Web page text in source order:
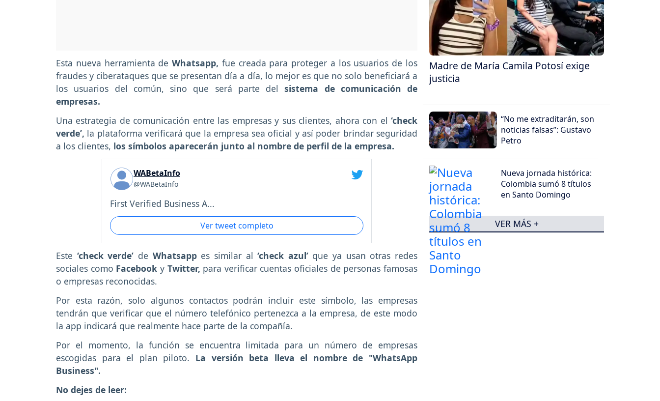
Esta nueva herramienta de Whatsapp, fue creada para proteger a los usuarios de los
fraudes y ciberataques que se presentan día a día, lo mejor es que no solo beneficiará a
los usuarios del común, sino que será parte delsistema de comunicación de
empresas.
Una estrategia de comunicación entre las empresas y sus clientes, ahora con el ‘check
verde’, la plataforma verificará que la empresa sea oficial y así poder brindar seguridad
a los clientes, los símbolos aparecerán junto al nombre de perfil de la empresa.
WABetaInfo
@WABetaInfo
First Verified Business A...
Ver tweet completo
Este ‘check verde’ de Whatsapp es similar al‘check azul’ que ya usan otras redes
sociales como Facebook y Twitter, para verificar cuentas oficiales de personas famosas
o empresas reconocidas.
Por esta razón, solo algunos contactos podrán incluir este símbolo, las empresas
tendrán que verificar que el número telefónico pertenezca a la empresa, de este modo
la app indicará que realmente hace parte de la compañía.
Por el momento, la función se encuentra limitada para un número de empresas
escogidas para el plan piloto. La versión beta lleva el nombre de "WhatsApp
Business".
No dejes de leer:
Madre de María Camila Potosí exige
justicia
“No me extraditarán, son
noticias falsas”: Gustavo
Petro
Nueva jornada histórica:
Colombia sumó 8 títulos
en Santo Domingo
VER MÁS +